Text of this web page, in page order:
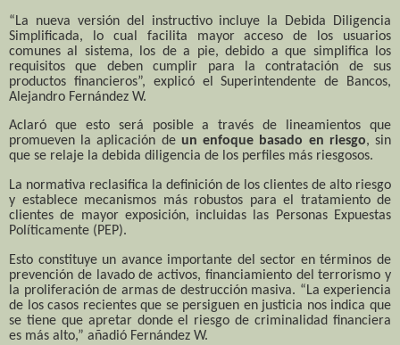
“La nueva versión del instructivo incluye la Debida Diligencia
Simplificada, lo cual facilita mayor acceso de los usuarios
comunes al sistema, los de a pie, debido a que simplifica los
requisitos que deben cumplir para la contratación de sus
productos financieros”, explicó el Superintendente de Bancos,
Alejandro Fernández W.
Aclaró que esto será posible a través de lineamientos que
promueven la aplicación de un enfoque basado en riesgo, sin
que se relaje la debida diligencia de los perfiles más riesgosos.
La normativa reclasifica la definición de los clientes de alto riesgo
y establece mecanismos más robustos para el tratamiento de
clientes de mayor exposición, incluidas las Personas Expuestas
Políticamente (PEP).
Esto constituye un avance importante del sector en términos de
prevención de lavado de activos, financiamiento del terrorismo y
la proliferación de armas de destrucción masiva. “La experiencia
de los casos recientes que se persiguen en justicia nos indica que
se tiene que apretar donde el riesgo de criminalidad financiera
es más alto,” añadió Fernández W.